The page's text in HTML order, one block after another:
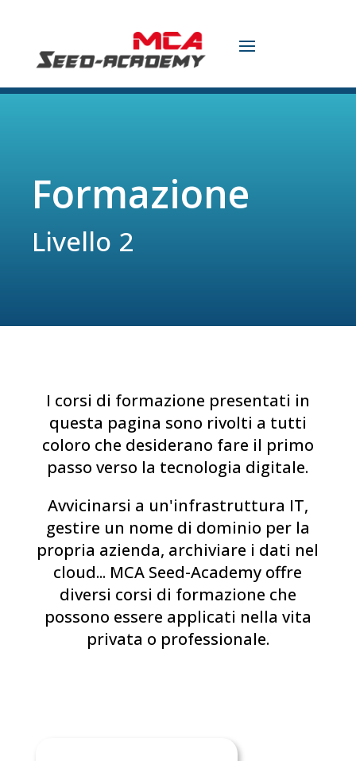
Formazione
Livello 2
I corsi di formazione presentati in
questa pagina sono rivolti a tutti
coloro che desiderano fare il primo
passo verso la tecnologia digitale.
Avvicinarsi a un'infrastruttura IT,
gestire un nome di dominio per la
propria azienda, archiviare i dati nel
cloud... MCA Seed-Academy offre
diversi corsi di formazione che
possono essere applicati nella vita
privata o professionale.